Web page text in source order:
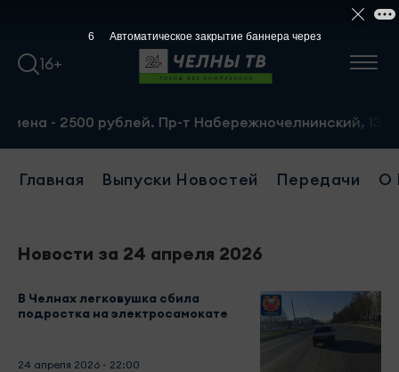
16+
- 2500 рублей. Пр-т Набережночелнинский, 13а.
Главная Выпуски Новостей Передачи О
Новости за 24 апреля 2026
В Челнах легковушка сбила
подростка на электросамокате
24 апреля 2026 - 22:00
5 Автоматическое закрытие баннера через